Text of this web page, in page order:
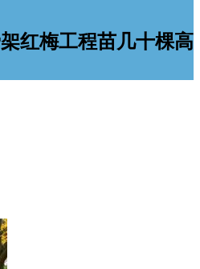
红梅工程苗几十棵高